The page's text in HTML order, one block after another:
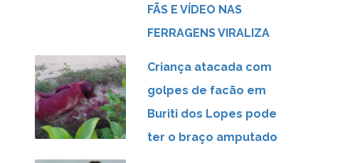
FÃS E VÍDEO NAS
FERRAGENS VIRALIZA
Criança atacada com
golpes de facão em
Buriti dos Lopes pode
ter o braço amputado